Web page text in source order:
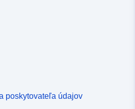
poskytovateľa údajov